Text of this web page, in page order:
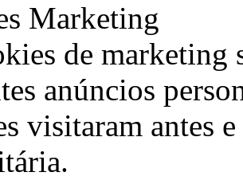
Marketing
de marketing
anúncios
visitaram antes